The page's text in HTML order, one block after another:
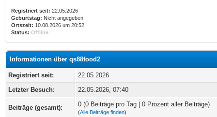
Registriert seit: 22.05.2026
Geburtstag: Nicht angegeben
Ortszeit: 10.08.2026 um 20:52
Status: Offline
Informationen über qs88food2
Registriert seit:
22.05.2026
Letzter Besuch:
22.05.2026, 07:40
Beiträge (gesamt): 0 (0 Beiträge pro Tag | 0 Prozent aller Beiträge)
(Alle Beiträge finden)